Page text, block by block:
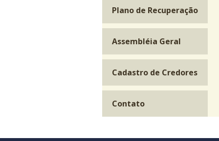
Plano de Recuperação
Assembléia Geral
Cadastro de Credores
Contato